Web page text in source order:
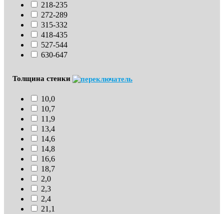
218-235
272-289
315-332
418-435
527-544
630-647
Толщина стенки
10,0
10,7
11,9
13,4
14,6
14,8
16,6
18,7
2,0
2,3
2,4
21,1